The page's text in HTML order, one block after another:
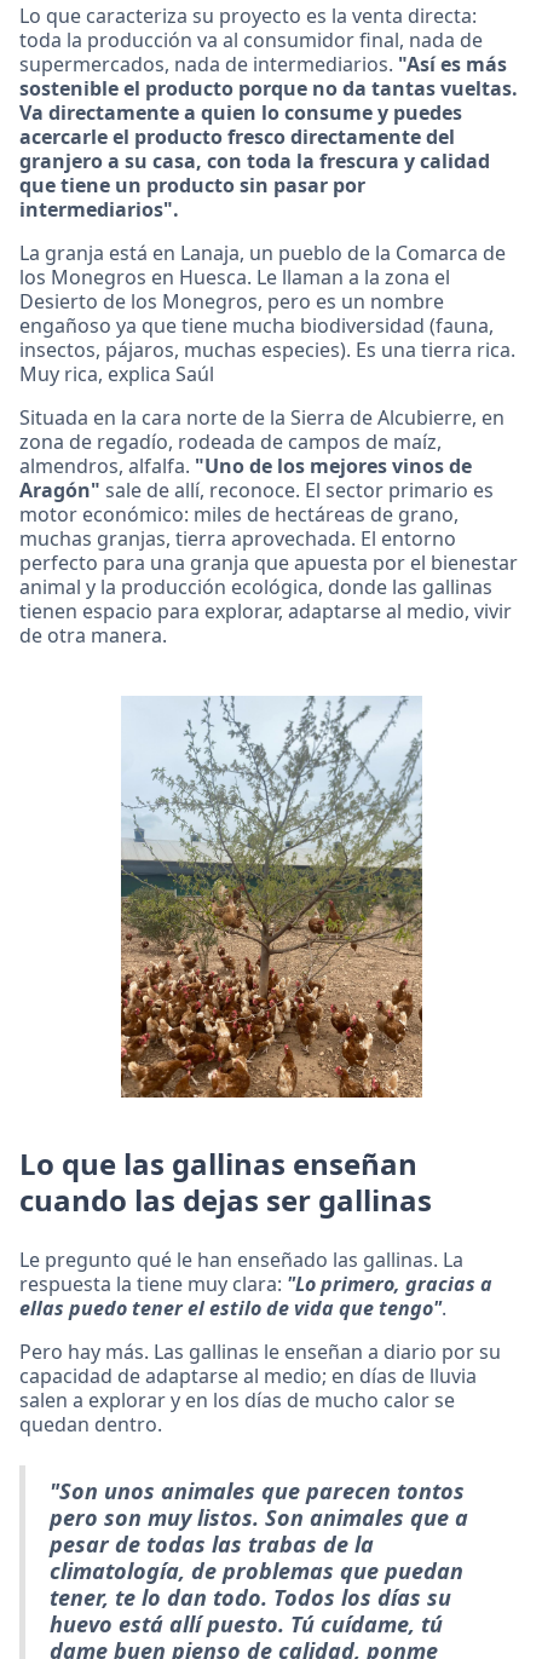
Lo que caracteriza su proyecto es la venta directa:
toda la producción va al consumidor final, nada de
supermercados, nada de intermediarios. "Así es más
sostenible el producto porque no da tantas vueltas.
Va directamente a quien lo consume y puedes
acercarle el producto fresco directamente del
granjero a su casa, con toda la frescura y calidad
que tiene un producto sin pasar por
intermediarios".
La granja está en Lanaja, un pueblo de la Comarca de
los Monegros en Huesca. Le llaman a la zona el
Desierto de los Monegros, pero es un nombre
engañoso ya que tiene mucha biodiversidad (fauna,
insectos, pájaros, muchas especies). Es una tierra rica.
Muy rica, explica Saúl
Situada en la cara norte de la Sierra de Alcubierre, en
zona de regadío, rodeada de campos de maíz,
almendros, alfalfa. "Uno de los mejores vinos de
Aragón" sale de allí, reconoce. El sector primario es
motor económico: miles de hectáreas de grano,
muchas granjas, tierra aprovechada. El entorno
perfecto para una granja que apuesta por el bienestar
animal y la producción ecológica, donde las gallinas
tienen espacio para explorar, adaptarse al medio, vivir
de otra manera.
Lo que las gallinas enseñan
cuando las dejas ser gallinas
Le pregunto qué le han enseñado las gallinas. La
respuesta la tiene muy clara: "Lo primero, gracias a
ellas puedo tener el estilo de vida que tengo".
Pero hay más. Las gallinas le enseñan a diario por su
capacidad de adaptarse al medio; en días de lluvia
salen a explorar y en los días de mucho calor se
quedan dentro.
"Son unos animales que parecen tontos
pero son muy listos. Son animales que a
pesar de todas las trabas de la
climatología, de problemas que puedan
tener, te lo dan todo. Todos los días su
huevo está allí puesto. Tú cuídame, tú
dame buen pienso de calidad, ponme